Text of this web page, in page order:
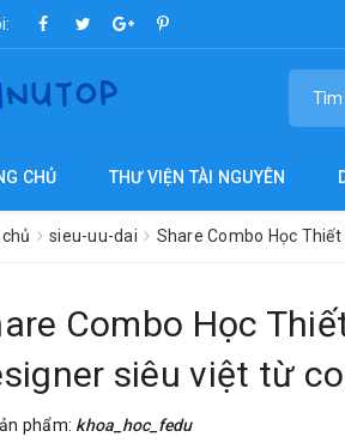
CHỦ THƯ VIỆN TÀI NGUYÊN
sieu-uu-dai Share Combo Học
Combo Học
siêu việt từ
phẩm: khoa_hoc_fedu